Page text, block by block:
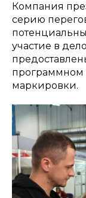
Компания
серию
участие в
программном
маркировки.